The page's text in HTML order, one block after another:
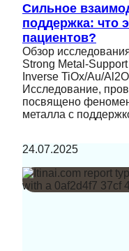
Сильное
поддержка: что
пациентов?
Обзор
Strong Metal-
Inverse TiOx/Au/
Исследование,
посвящено
металла с
24.07.2025